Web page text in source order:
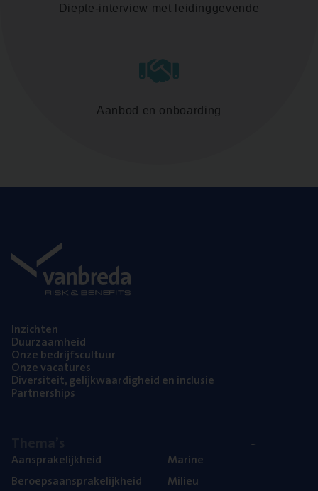
Diepte-interview met leidinggevende
Aanbod en onboarding
Inzich­ten
Duur­zaam­heid
Onze bedrijfs­cul­tuur
Onze vaca­tu­res
Diver­si­teit, gelijk­waar­dig­heid en inclusie
Part­ner­ships
Aan­spra­ke­lijk­heid
Beroeps­aan­spra­ke­lijk­heid
Mari­ne
Mili­eu